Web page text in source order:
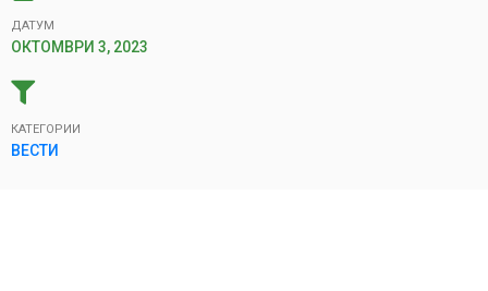
ДАТУМ
ОКТОМВРИ 3, 2023
КАТЕГОРИИ
ВЕСТИ